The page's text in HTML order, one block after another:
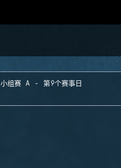
小组赛 A - 第9个赛事日